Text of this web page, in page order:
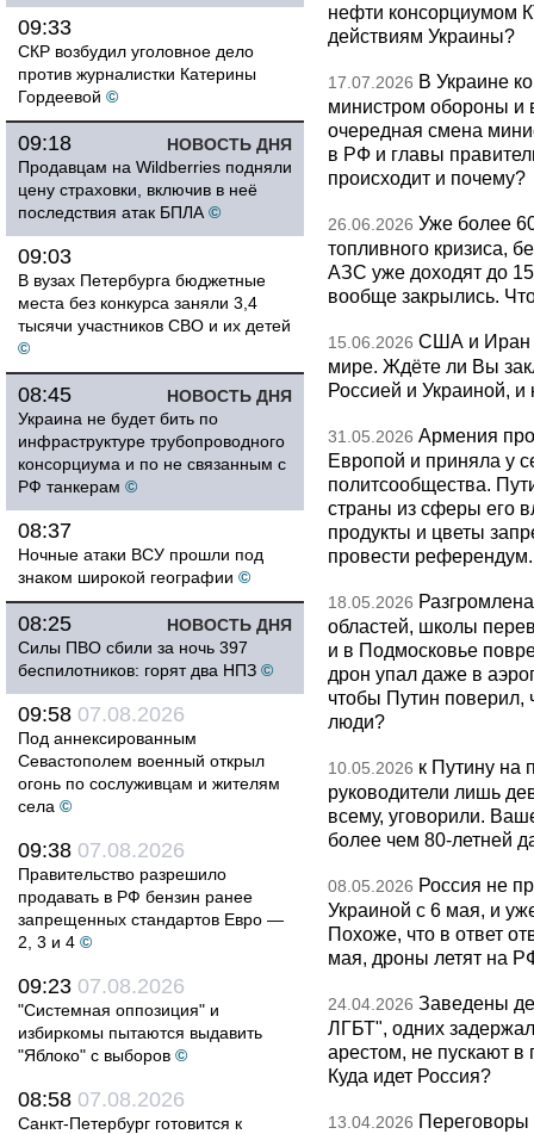
09:33
СКР возбудил уголовное дело
против журналистки Катерины
Гордеевой ©
НОВОСТЬ ДНЯ
09:18
Продавцам на Wildberries подняли
цену страховки, включив в неё
последствия атак БПЛА ©
09:03
В вузах Петербурга бюджетные
места без конкурса заняли 3,4
тысячи участников СВО и их детей
©
НОВОСТЬ ДНЯ
08:45
Украина не будет бить по
инфраструктуре трубопроводного
консорциума и по не связанным с
РФ танкерам ©
08:37
Ночные атаки ВСУ прошли под
знаком широкой географии ©
НОВОСТЬ ДНЯ
08:25
Силы ПВО сбили за ночь 397
беспилотников: горят два НПЗ ©
09:58 07.08.2026
Под аннексированным
Севастополем военный открыл
огонь по сослуживцам и жителям
села ©
09:38 07.08.2026
Правительство разрешило
продавать в РФ бензин ранее
запрещенных стандартов Евро —
2, 3 и 4 ©
09:23 07.08.2026
"Системная оппозиция" и
избиркомы пытаются выдавить
"Яблоко" с выборов ©
08:58 07.08.2026
Санкт-Петербург готовится к
нефти консорциумом
действиям Украины?
17.07.2026 В Украине
министром обороны и
очередная смена
в РФ и главы
происходит и почему?
26.06.2026 Уже более
топливного кризиса,
АЗС уже доходят до
вообще закрылись.
15.06.2026 США и Иран
мире. Ждёте ли Вы
Россией и Украиной,
31.05.2026 Армения
Европой и приняла у
политсообщества.
страны из сферы его
продукты и цветы
провести
18.05.2026
областей, школы
и в Подмосковье
дрон упал даже в
чтобы Путин поверил,
люди?
10.05.2026 к Путину на
руководители лишь
всему, уговорили.
более чем 80-летней
08.05.2026 Россия не
Украиной с 6 мая, и
Похоже, что в ответ
мая, дроны летят на
24.04.2026 Заведены
ЛГБТ", одних
арестом, не пускают
Куда идет Россия?
13.04.2026